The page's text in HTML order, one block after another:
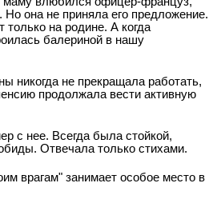
Но она не приняла его предложение.
на родине. А когда
балериной в нашу
никогда не прекращала работать,
продолжала вести активную
с нее. Всегда была стойкой,
Отвечала только стихами.
врагам" занимает особое место в